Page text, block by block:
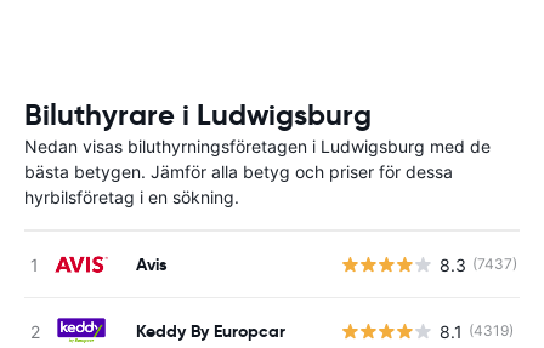
Biluthyrare i Ludwigsburg
Nedan visas biluthyrningsföretagen i Ludwigsburg med de
bästa betygen. Jämför alla betyg och priser för dessa
hyrbilsföretag i en sökning.
Avis 8.3 (7437)
Keddy By Europcar 8.1 (4319)